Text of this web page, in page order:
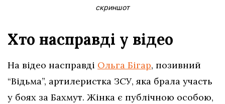
скриншот
Хто насправді у відео
На відео насправді Ольга Бігар, позивний
“Відьма”, артилеристка ЗСУ, яка брала участь
у боях за Бахмут. Жінка є публічною особою,